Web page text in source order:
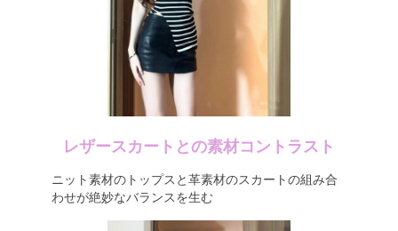
レザースカートとの素材コントラスト
ニット素材のトップスと革素材のスカートの組み合
わせが絶妙なバランスを生む